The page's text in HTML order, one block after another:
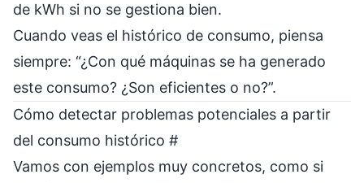
de kWh si no se gestiona bien.
Cuando veas el histórico de consumo, piensa
siempre: “¿Con qué máquinas se ha generado
este consumo? ¿Son eficientes o no?”.
Cómo detectar problemas potenciales a partir
del consumo histórico #
Vamos con ejemplos muy concretos, como si